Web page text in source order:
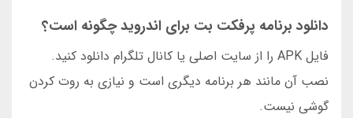
دانلود برنامه پرفکت بت برای اندروید چگونه است؟
فایل APK را از سایت اصلی یا کانال تلگرام دانلود کنید.
نصب آن مانند هر برنامه دیگری است و نیازی به روت کردن
گوشی نیست.